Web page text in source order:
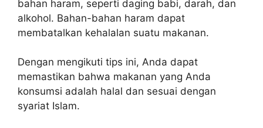
bahan haram, seperti daging babi, darah, dan
alkohol. Bahan-bahan haram dapat
membatalkan kehalalan suatu makanan.
Dengan mengikuti tips ini, Anda dapat
memastikan bahwa makanan yang Anda
konsumsi adalah halal dan sesuai dengan
syariat Islam.